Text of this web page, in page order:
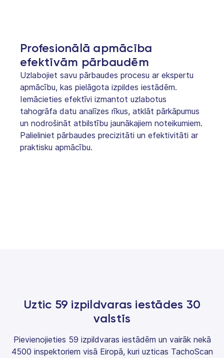
Profesionālā apmācība
efektīvām pārbaudēm
Uzlabojiet savu pārbaudes procesu ar ekspertu
apmācību, kas pielāgota izpildes iestādēm.
Iemācieties efektīvi izmantot uzlabotus
tahogrāfa datu analīzes rīkus, atklāt pārkāpumus
un nodrošināt atbilstību jaunākajiem noteikumiem.
Palieliniet pārbaudes precizitāti un efektivitāti ar
praktisku apmācību.
Uztic 59 izpildvaras iestādes 30
valstīs
Pievienojieties 59 izpildvaras iestādēm un vairāk nekā
4500 inspektoriem visā Eiropā, kuri uzticas TachoScan